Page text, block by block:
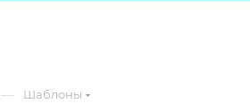
— Шаблоны